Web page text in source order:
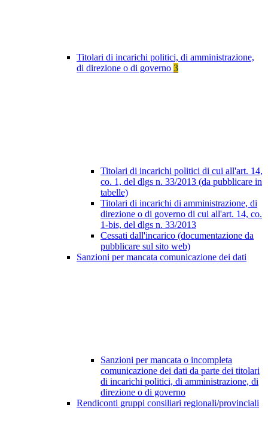
Titolari di incarichi politici, di amministrazione,
di direzione o di governo 3
Titolari di incarichi politici di cui all'art. 14,
co. 1, del dlgs n. 33/2013 (da pubblicare in
tabelle)
Titolari di incarichi di amministrazione, di
direzione o di governo di cui all'art. 14, co.
1-bis, del dlgs n. 33/2013
Cessati dall'incarico (documentazione da
pubblicare sul sito web)
Sanzioni per mancata comunicazione dei dati
Sanzioni per mancata o incompleta
comunicazione dei dati da parte dei titolari
di incarichi politici, di amministrazione, di
direzione o di governo
Rendiconti gruppi consiliari regionali/provinciali